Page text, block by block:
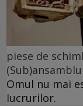
piese de
Omul nu mai
lucrurilor.